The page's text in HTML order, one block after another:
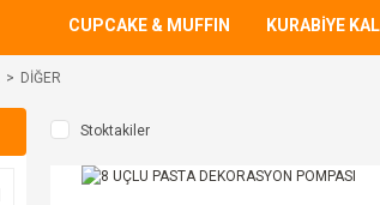
CUPCAKE & MUFFIN KURABİYE
DİĞER
Stoktakiler